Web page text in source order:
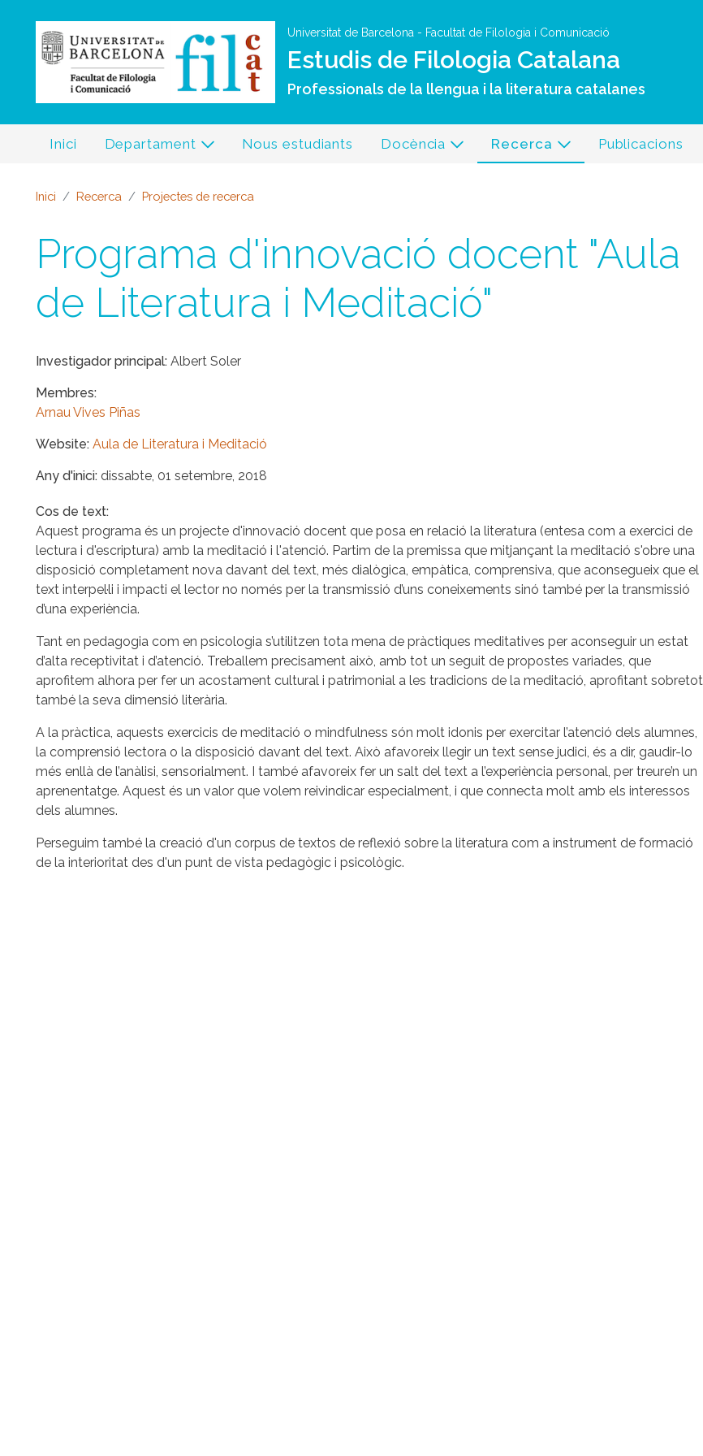
Universitat de Barcelona - Facultat de Filologia i Comunicació
Estudis de Filologia Catalana
Professionals de la llengua i la literatura catalanes
Inici Departament Nous estudiants Docència Recerca Publicacions
Inici Recerca Projectes de recerca
Programa d'innovació docent "Aula
de Literatura i Meditació"
Investigador principal Albert Soler
Membres
Arnau Vives Piñas
Website Aula de Literatura i Meditació
Any d'inici dissabte, 01 setembre, 2018
Cos de text
Aquest programa és un projecte d'innovació docent que posa en relació la literatura (entesa com a exercici de
lectura i d'escriptura) amb la meditació i l'atenció. Partim de la premissa que mitjançant la meditació s'obre una
disposició completament nova davant del text, més dialògica, empàtica, comprensiva, que aconsegueix que el
text interpel·li i impacti el lector no només per la transmissió d’uns coneixements sinó també per la transmissió
d’una experiència.
Tant en pedagogia com en psicologia s’utilitzen tota mena de pràctiques meditatives per aconseguir un estat
d’alta receptivitat i d’atenció. Treballem precisament això, amb tot un seguit de propostes variades, que
aprofitem alhora per fer un acostament cultural i patrimonial a les tradicions de la meditació, aprofitant sobretot
també la seva dimensió literària.
A la pràctica, aquests exercicis de meditació o mindfulness són molt idonis per exercitar l’atenció dels alumnes,
la comprensió lectora o la disposició davant del text. Això afavoreix llegir un text sense judici, és a dir, gaudir-lo
més enllà de l’anàlisi, sensorialment. I també afavoreix fer un salt del text a l’experiència personal, per treure’n un
aprenentatge. Aquest és un valor que volem reivindicar especialment, i que connecta molt amb els interessos
dels alumnes.
Perseguim també la creació d'un corpus de textos de reflexió sobre la literatura com a instrument de formació
de la interioritat des d'un punt de vista pedagògic i psicològic.